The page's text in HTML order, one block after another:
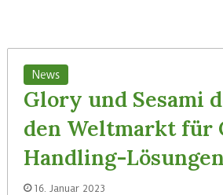
News
Glory und Sesami
den Weltmarkt für
Handling-Lösungen
16. Januar 2023